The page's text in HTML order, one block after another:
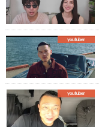
youtuber
youtuber